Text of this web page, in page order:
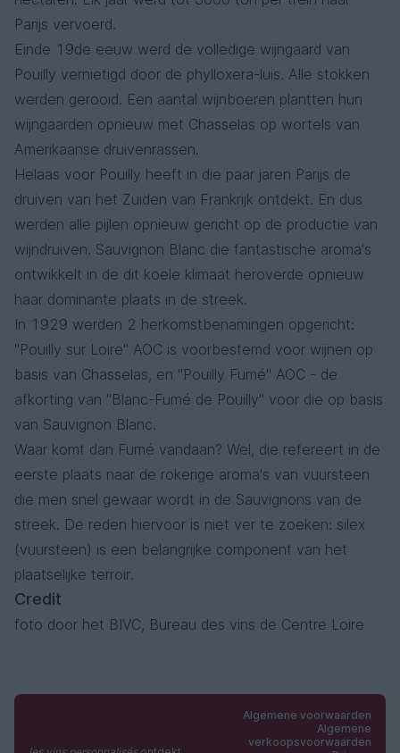
Parijs vervoerd.
Einde 19de eeuw werd de volledige wijngaard van
Pouilly vernietigd door de phylloxera-luis. Alle stokken
werden gerooid. Een aantal wijnboeren plantten hun
wijngaarden opnieuw met Chasselas op wortels van
Amerikaanse druivenrassen.
Helaas voor Pouilly heeft in die paar jaren Parijs de
druiven van het Zuiden van Frankrijk ontdekt. En dus
werden alle pijlen opnieuw gericht op de productie van
wijndruiven. Sauvignon Blanc die fantastische aroma's
ontwikkelt in de dit koele klimaat heroverde opnieuw
haar dominante plaats in de streek.
In 1929 werden 2 herkomstbenamingen opgericht:
"Pouilly sur Loire" AOC is voorbestemd voor wijnen op
basis van Chasselas, en "Pouilly Fumé" AOC - de
afkorting van "Blanc-Fumé de Pouilly" voor die op basis
van Sauvignon Blanc.
Waar komt dan Fumé vandaan? Wel, die refereert in de
eerste plaats naar de rokerige aroma's van vuursteen
die men snel gewaar wordt in de Sauvignons van de
streek. De reden hiervoor is niet ver te zoeken: silex
(vuursteen) is een belangrijke component van het
plaatselijke terroir.
Credit
foto door het BIVC, Bureau des vins de Centre Loire
Algemene voorwaarden
Algemene
verkoopsvoorwaarden